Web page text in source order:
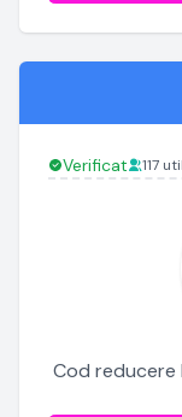
Verificat 117
Cod reducere